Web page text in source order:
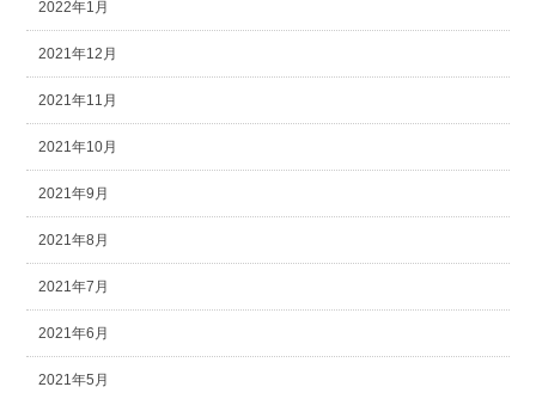
2022年1月
2021年12月
2021年11月
2021年10月
2021年9月
2021年8月
2021年7月
2021年6月
2021年5月